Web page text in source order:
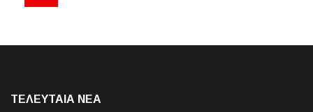
ΤΕΛΕΥΤΑΙΑ NEA